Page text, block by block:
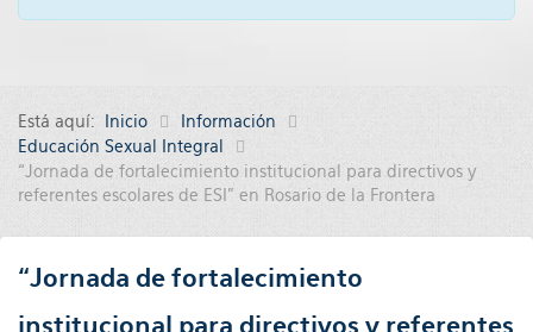
Está aquí: Inicio
Información
Educación Sexual Integral
“Jornada de fortalecimiento institucional para directivos y
referentes escolares de ESI” en Rosario de la Frontera
“Jornada de fortalecimiento
institucional para directivos y referentes